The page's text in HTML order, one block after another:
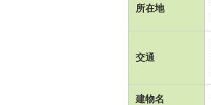
所在地
交通
建物名